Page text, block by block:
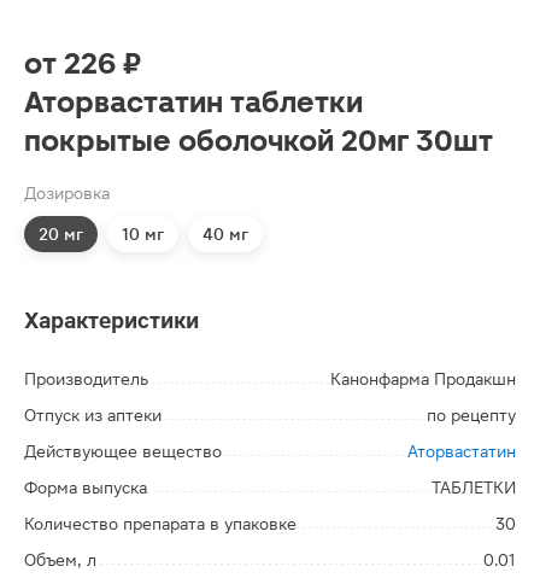
от 226 ₽
Аторвастатин таблетки
покрытые оболочкой 20мг 30шт
Дозировка
20 мг 10 мг 40 мг
Характеристики
Производитель
Канонфарма Продакшн
Отпуск из аптеки
по рецепту
Действующее вещество
Аторвастатин
Форма выпуска
ТАБЛЕТКИ
Количество препарата в упаковке
30
Объем, л
0.01